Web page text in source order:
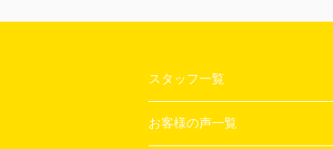
スタッフ一覧
お客様の声一覧